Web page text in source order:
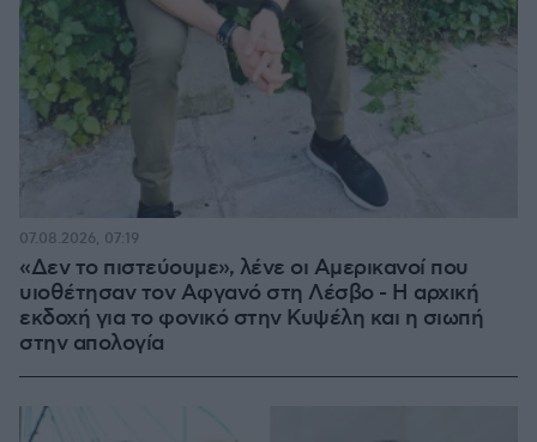
«Δεν το πιστεύουμε», λένε οι Αμερικανοί που
υιοθέτησαν τον Αφγανό στη Λέσβο - Η αρχική
εκδοχή για το φονικό στην Κυψέλη και η σιωπή
στην απολογία
07.08.2026, 07:19